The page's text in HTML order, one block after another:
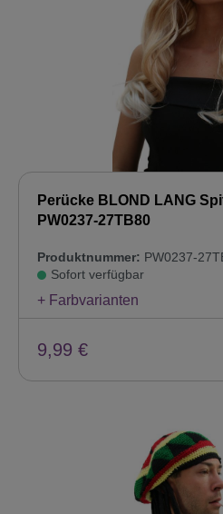
Perücke BLOND LANG
PW0237-27TB80
Produktnummer: PW0237-
Sofort verfügbar
+ Farbvarianten
9,99 €